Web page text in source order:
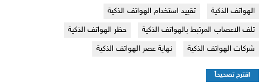
الهواتف الذكية
تقييد استخدام الهواتف الذكية
تلف الاعصاب المرتبط بالهواتف الذكية
حظر الهواتف الذكية
شركات الهواتف الذكية
نهاية عصر الهواتف الذكية
اقترح تصحيحاً